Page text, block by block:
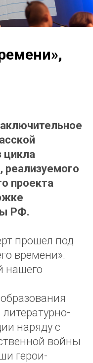
цикла
реализуемого
проекта
РФ.
прошел под
времени».
нашего
литературно-
наряду с
войны
герои-